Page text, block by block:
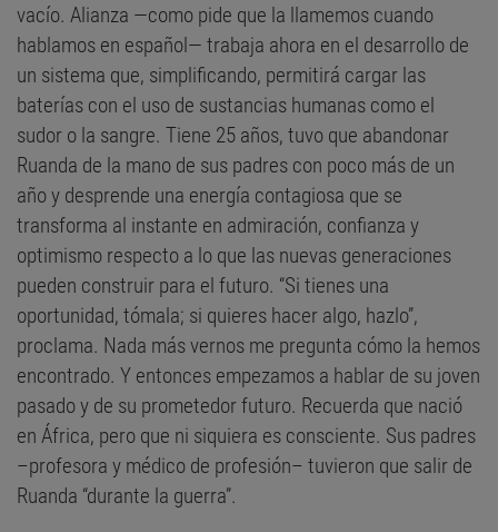
vacío. Alianza —como pide que la llamemos cuando
hablamos en español— trabaja ahora en el desarrollo de
un sistema que, simplificando, permitirá cargar las
baterías con el uso de sustancias humanas como el
sudor o la sangre. Tiene 25 años, tuvo que abandonar
Ruanda de la mano de sus padres con poco más de un
año y desprende una energía contagiosa que se
transforma al instante en admiración, confianza y
optimismo respecto a lo que las nuevas generaciones
pueden construir para el futuro. “Si tienes una
oportunidad, tómala; si quieres hacer algo, hazlo”,
proclama. Nada más vernos me pregunta cómo la hemos
encontrado. Y entonces empezamos a hablar de su joven
pasado y de su prometedor futuro. Recuerda que nació
en África, pero que ni siquiera es consciente. Sus padres
–profesora y médico de profesión– tuvieron que salir de
Ruanda “durante la guerra”.